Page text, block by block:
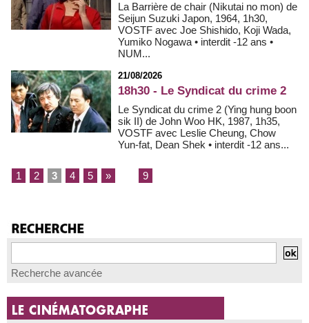
La Barrière de chair (Nikutai no mon) de
Seijun Suzuki Japon, 1964, 1h30,
VOSTF avec Joe Shishido, Koji Wada,
Yumiko Nogawa • interdit -12 ans •
NUM...
21/08/2026
18h30 - Le Syndicat du crime 2
Le Syndicat du crime 2 (Ying hung boon
sik II) de John Woo HK, 1987, 1h35,
VOSTF avec Leslie Cheung, Chow
Yun-fat, Dean Shek • interdit -12 ans...
1 2 3 4 5 » 9
Recherche avancée